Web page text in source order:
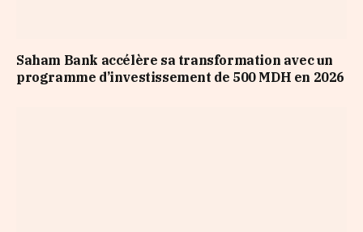
Saham Bank accélère sa transformation avec un
programme d’investissement de 500 MDH en 2026